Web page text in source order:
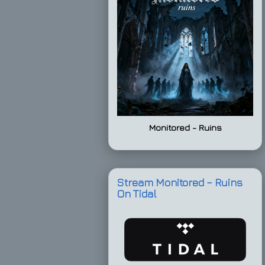
Monitored - Ruins
Stream Monitored – Ruins
On Tidal